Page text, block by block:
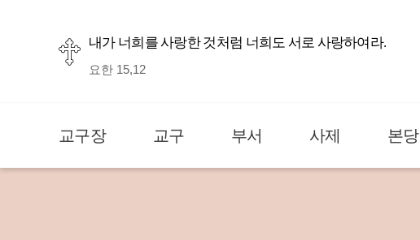
내가 너희를 사랑한 것처럼 너희도 서로 사랑하여라.
요한 15,12
교구장 교구 부서 사제 본당